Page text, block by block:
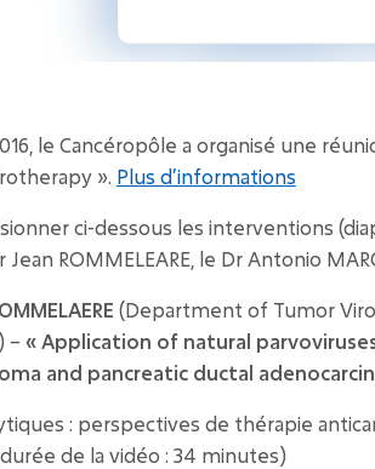
le Cancéropôle a organisé une
». Plus d’informations
ci-dessous les interventions
ROMMELEARE, le Dr Antonio
(Department of Tumor
– « Application of natural
and pancreatic ductal
: perspectives de thérapie
durée de la vidéo : 34 minutes)